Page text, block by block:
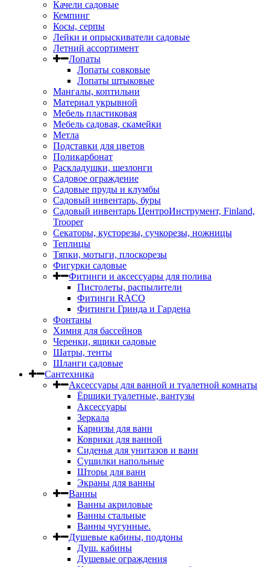
Качели садовые
Кемпинг
Косы, серпы
Лейки и опрыскиватели садовые
Летний ассортимент
Лопаты
Лопаты совковые
Лопаты штыковые
Мангалы, коптильни
Материал укрывной
Мебель пластиковая
Мебель садовая, скамейки
Метла
Подставки для цветов
Поликарбонат
Раскладушки, шезлонги
Садовое ограждение
Садовые пруды и клумбы
Садовый инвентарь, буры
Садовый инвентарь ЦентроИнструмент, Finland,
Trooper
Секаторы, кусторезы, сучкорезы, ножницы
Теплицы
Тяпки, мотыги, плоскорезы
Фигурки садовые
Фитинги и аксессуары для полива
Пистолеты, распылители
Фитинги RACO
Фитинги Гринда и Гардена
Фонтаны
Химия для бассейнов
Черенки, ящики садовые
Шатры, тенты
Шланги садовые
Сантехника
Аксессуары для ванной и туалетной комнаты
Ёршики туалетные, вантузы
Аксессуары
Зеркала
Карнизы для ванн
Коврики для ванной
Сиденья для унитазов и ванн
Сушилки напольные
Шторы для ванн
Экраны для ванны
Ванны
Ванны акриловые
Ванны стальные
Ванны чугунные.
Душевые кабины, поддоны
Душ. кабины
Душевые ограждения